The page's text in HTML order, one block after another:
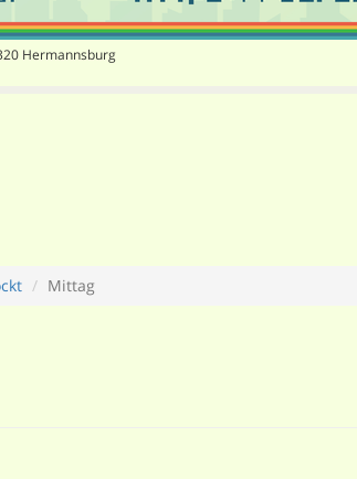
Hermannsburg
Mittag